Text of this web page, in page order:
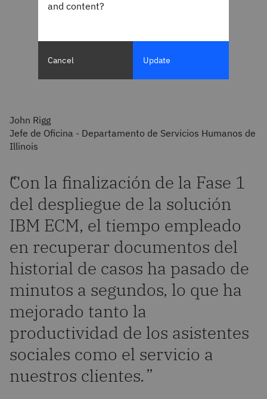
John Rigg
Jefe de Oficina - Departamento de Servicios Humanos de
Illinois
“
Con la finalización de la Fase 1
del despliegue de la solución
IBM ECM, el tiempo empleado
en recuperar documentos del
historial de casos ha pasado de
minutos a segundos, lo que ha
mejorado tanto la
productividad de los asistentes
sociales como el servicio a
nuestros clientes.”
and content?
Cancel Update